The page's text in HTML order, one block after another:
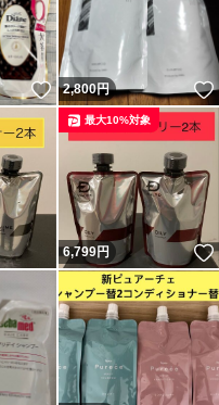
いいね！
2,800円
6,799円
最大10%対象